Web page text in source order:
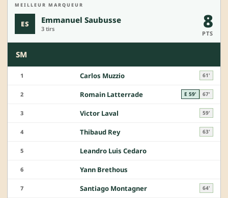
MEILLEUR MARQUEUR
ES Emmanuel Saubusse
3 tirs 8
PTS
SM
1 Carlos Muzzio 61'
2 Romain Latterrade E 59' 67'
3 Victor Laval 59'
4 Thibaud Rey 63'
5 Leandro Luis Cedaro
6 Yann Brethous
7 Santiago Montagner 64'